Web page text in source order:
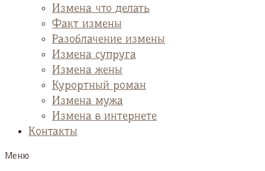
Измена что делать
Факт измены
Разоблачение измены
Измена супруга
Измена жены
Курортный роман
Измена мужа
Измена в интернете
Контакты
Меню